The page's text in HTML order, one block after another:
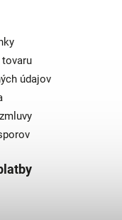
údajov